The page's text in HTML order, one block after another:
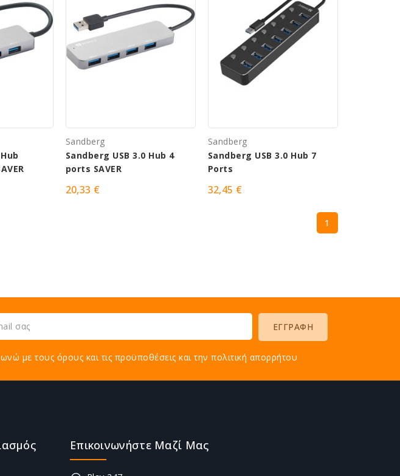
Sandberg
Sandberg USB 3.0 Hub 4
ports SAVER
20,33 €
Sandberg
Sandberg USB 3.0 Hub 7
Ports
32,45 €
1
με τους όρους και τις προϋποθέσεις και την πολιτική απορρήτου
Επικοινωνήστε Μαζί Μας